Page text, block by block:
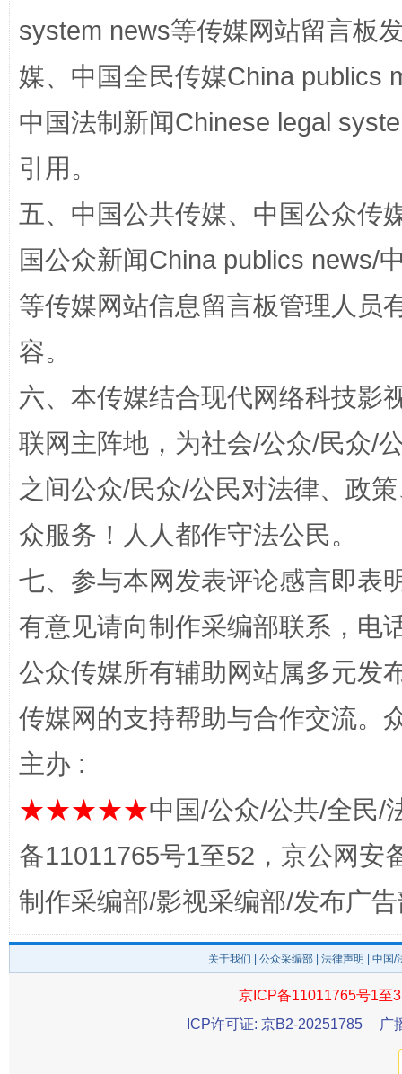
漫山遍野的桃花与雪山、麦地、白藏房
这是一记警钟！ 谢
system news等传媒网站留言板
媒、中国全民传媒China publics
中国法制新闻Chinese legal
引用。
五、中国公共传媒、中国公众传
国公众新闻China publics news/
等传媒网站信息留言板管理人员
容。
六、本传媒结合现代网络科技影
联网主阵地，为社会/公众/民众/
之间公众/民众/公民对法律、政
众服务！人人都作守法公民。
七、参与本网发表评论感言即表
有意见请向制作采编部联系，电
公众传媒所有辅助网站属多元发
传媒网的支持帮助与合作交流。
主办 :
★★★★★中国/公众/公共/全民/
备11011765号1至52，京公网安
制作采编部/影视采编部/发布广
关于我们 公众采编部 法律声明 | 中国
京ICP备11011765号1至
ICP许可证: 京B2-20251785
广